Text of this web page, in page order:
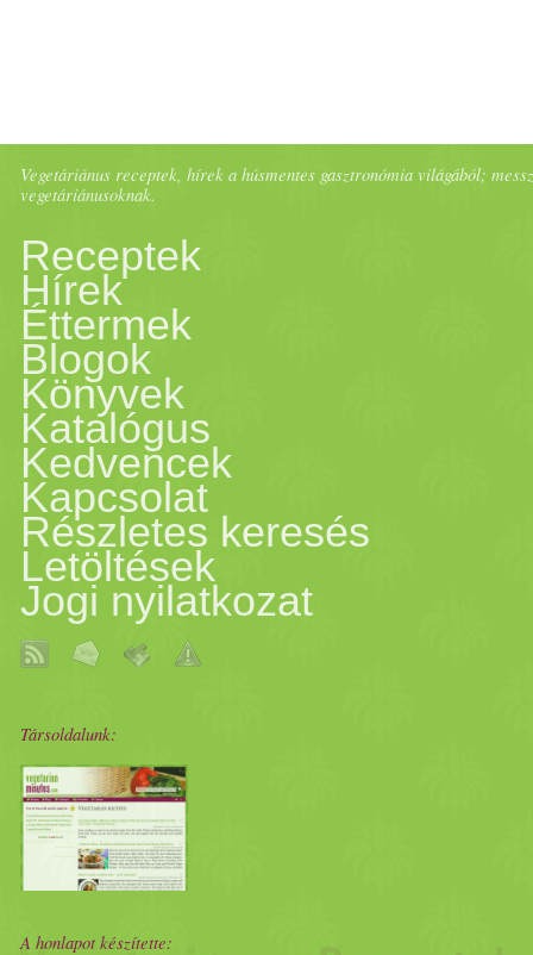
Vegetáriánus receptek, hírek a húsmentes gasztronómia világából;
vegetáriánusoknak.
Receptek
Hírek
Éttermek
Blogok
Könyvek
Katalógus
Kedvencek
Kapcsolat
Részletes keresés
Letöltések
Jogi nyilatkozat
Társoldalunk:
A honlapot készítette: